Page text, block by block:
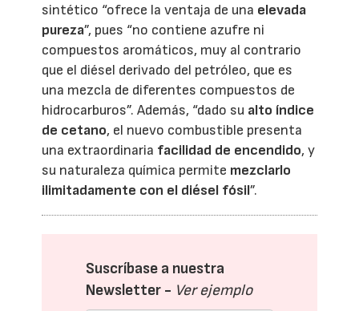
sintético “ofrece la ventaja de una elevada
pureza”, pues “no contiene azufre ni
compuestos aromáticos, muy al contrario
que el diésel derivado del petróleo, que es
una mezcla de diferentes compuestos de
hidrocarburos”. Además, “dado su alto índice
de cetano, el nuevo combustible presenta
una extraordinaria facilidad de encendido, y
su naturaleza química permite mezclarlo
ilimitadamente con el diésel fósil”.
Suscríbase a nuestra
Newsletter - Ver ejemplo